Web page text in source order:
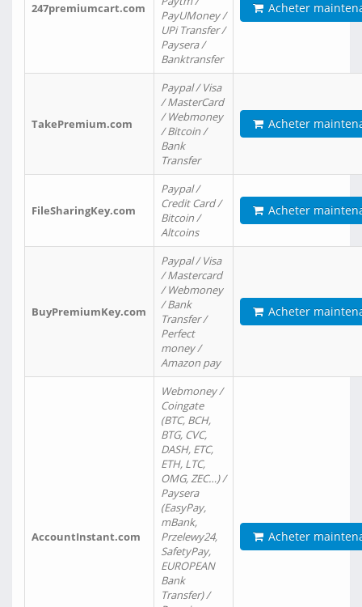
247premiumcart.com
PayUMoney /
UPi Transfer /
Paysera /
Banktransfer
Acheter
TakePremium.com
Paypal / Visa
/ MasterCard
/ Webmoney
/ Bitcoin /
Bank
Transfer
Acheter
FileSharingKey.com
Paypal /
Credit Card /
Bitcoin /
Altcoins
Acheter
BuyPremiumKey.com
Paypal / Visa
/ Mastercard
/ Webmoney
/ Bank
Transfer /
Perfect
money /
Amazon pay
Acheter
AccountInstant.com
Webmoney /
Coingate
(BTC, BCH,
BTG, CVC,
DASH, ETC,
ETH, LTC,
OMG, ZEC…) /
Paysera
(EasyPay,
mBank,
Przelewy24,
SafetyPay,
EUROPEAN
Bank
Transfer) /
Acheter